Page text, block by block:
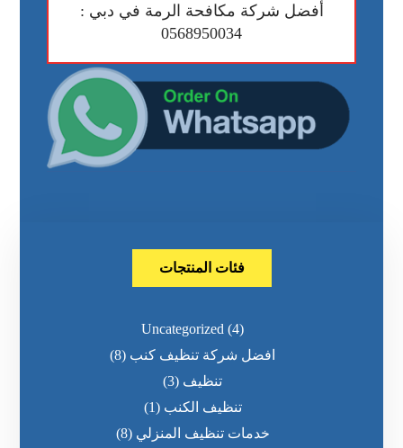
أفضل شركة مكافحة الرمة في دبي :
0568950034
فئات المنتجات
Uncategorized (4)
افضل شركة تنظيف كنب (8)
تنظيف (3)
تنظيف الكنب (1)
خدمات تنظيف المنزلي (8)